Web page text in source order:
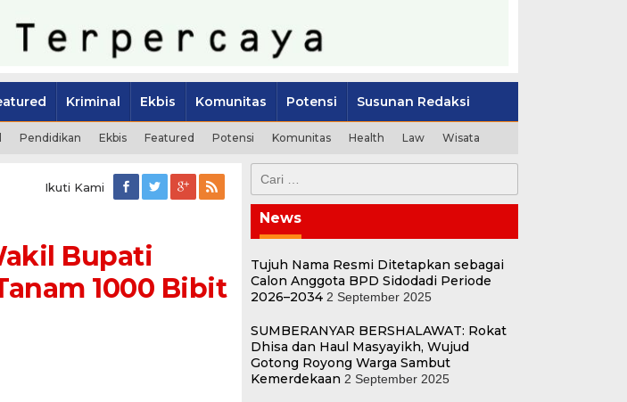
Kriminal Ekbis Komunitas Potensi Susunan Redaksi
Pendidikan Ekbis Featured Potensi Komunitas Health Law Wisata
Ikuti Kami
Bupati
1000 Bibit
untuk:
News
Tujuh Nama Resmi Ditetapkan sebagai
Calon Anggota BPD Sidodadi Periode
2026–2034 2 September 2025
SUMBERANYAR BERSHALAWAT: Rokat
Dhisa dan Haul Masyayikh, Wujud
Gotong Royong Warga Sambut
Kemerdekaan 2 September 2025